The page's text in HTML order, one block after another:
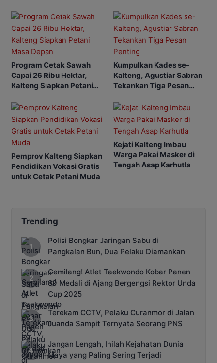
Program Cetak Sawah
Capai 26 Ribu Hektar,
Kalteng Siapkan Petani
Kumpulkan Kades se-
Kalteng, Agustiar Sabran
Tekankan Tiga Pesan
Pemprov Kalteng Siapkan
Pendidikan Vokasi Gratis
untuk Cetak Petani Muda
Kejati Kalteng Imbau
Warga Pakai Masker di
Tengah Asap Karhutla
Trending
Polisi Bongkar Jaringan Sabu di
Pangkalan Bun, Dua Pelaku Diamankan
Gemilang! Atlet Taekwondo Kobar Panen
89 Medali di Ajang Bergengsi Rektor Unda
Cup 2025
Terekam CCTV, Pelaku Curanmor di Jalan
Juanda Sampit Ternyata Seorang PNS
Jangan Lengah, Inilah Kejahatan Dunia
Maya yang Paling Sering Terjadi